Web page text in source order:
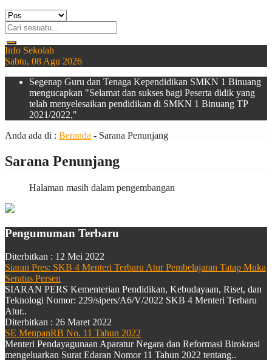
Info Sekolah
Sabtu, 08 Agu 2026
Segenap Guru dan Tenaga Kependidikan SMKN 1 Binuang
mengucapkan "Selamat dan sukses bagi Peserta didik yang
telah menyelesaikan pendidikan di SMKN 1 Binuang TP
2021/2022,"
Anda ada di : Beranda - Sarana Penunjang
Sarana Penunjang
Halaman masih dalam pengembangan
Pengumuman Terbaru
Diterbitkan : 12 Mei 2022
Siaran Pres: SKB 4 Menteri Terbaru Atur Pembelajaran Tatap Muka
Seratus Persen
SIARAN PERS Kementerian Pendidikan, Kebudayaan, Riset, dan
Teknologi Nomor: 229/sipers/A6/V/2022 SKB 4 Menteri Terbaru
Atur..
Diterbitkan : 26 Maret 2022
SE MenpanRB No. 11 Tahun 2022
Menteri Pendayagunaan Aparatur Negara dan Reformasi Birokrasi
mengeluarkan Surat Edaran Nomor 11 Tahun 2022 tentang..